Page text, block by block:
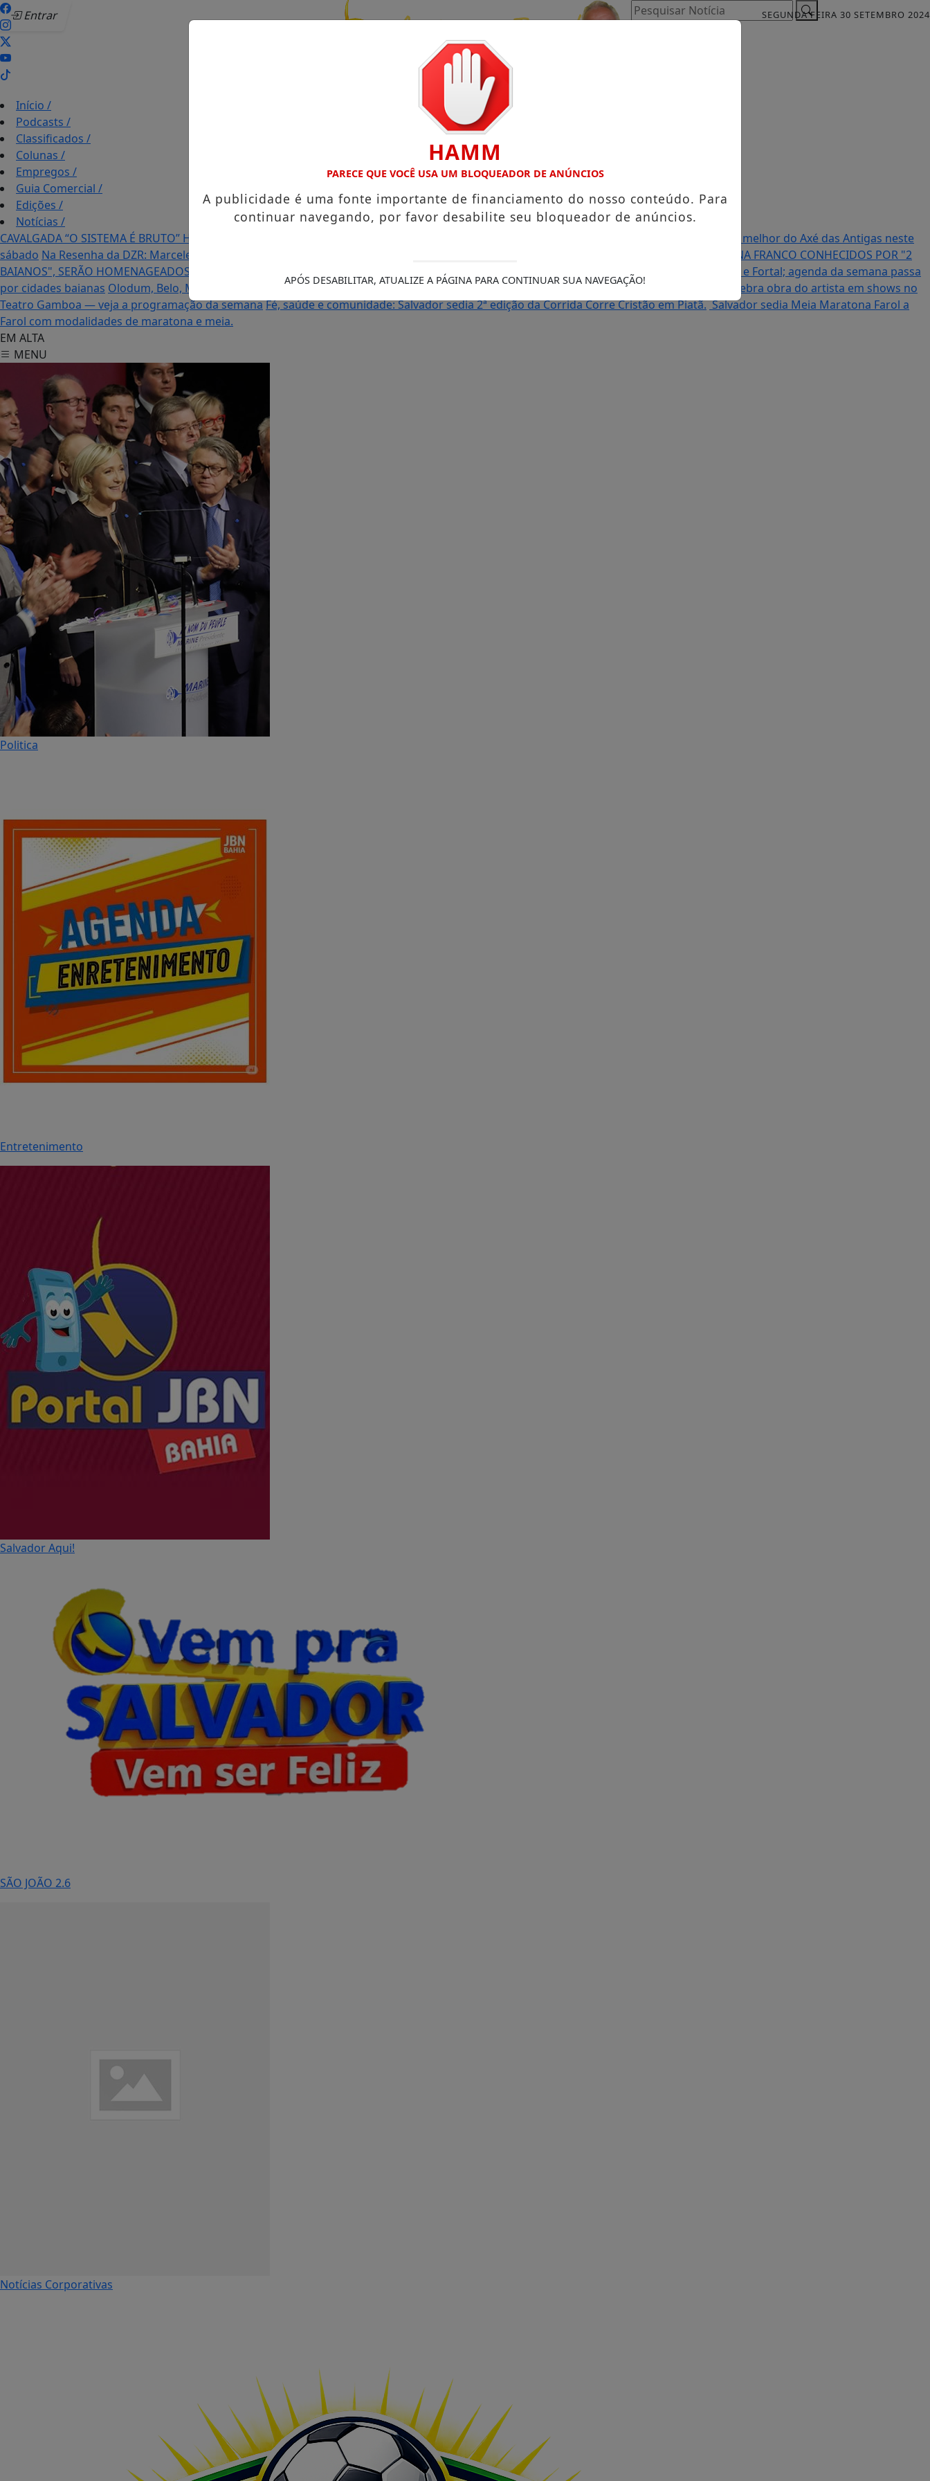
Entrar SEGUNDA FEIRA 30 SETEMBRO 2024
Pesquisar Notícia
Início /
Podcasts /
Classificados /
Colunas /
Empregos /
Guia Comercial /
Edições /
Notícias /
CAVALGADA “O SISTEMA É BRUTO” HOMENAGEIA UZIEL BUENO NO TERRAÇO MINEIRO
D' Gust recebe Moacir Caldas e Caique Pimenta com o melhor do Axé das Antigas neste
sábado Na Resenha da DZR: Marcele Desirée entrevista fãs durante o show de Ritchie na Concha Acústica
OS ARTISTAS JUAN FRANCO E RAVENA FRANCO CONHECIDOS POR "2
BAIANOS", SERÃO HOMENAGEADOS NO PRÓXIMO DIA 14 DE AGOSTO DE 2026
Xanddy Harmonia mantém ritmo intenso após turnê europeia e Fortal; agenda da semana passa
por cidades baianas Olodum, Belo, Mumuzinho e Timbalada reforçam programação do Camarote Glamour Salvador Irmão de Vander Lee celebra obra do artista em shows no
Teatro Gamboa — veja a programação da semanaFé, saúde e comunidade: Salvador sedia 2ª edição da Corrida Corre Cristão em Piatã.Salvador sedia Meia Maratona Farol a
Farol com modalidades de maratona e meia.
EM ALTA
MENU
Politica
Entretenimento
Salvador Aqui!
SÃO JOÃO 2.6
Notícias Corporativas
HAMM
PARECE QUE VOCÊ USA UM BLOQUEADOR DE ANÚNCIOS
A publicidade é uma fonte importante de financiamento do nosso conteúdo. Para
continuar navegando, por favor desabilite seu bloqueador de anúncios.
APÓS DESABILITAR, ATUALIZE A PÁGINA PARA CONTINUAR SUA NAVEGAÇÃO!